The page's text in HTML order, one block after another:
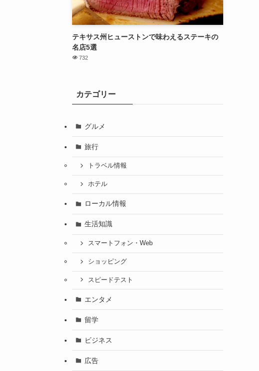
テキサス州ヒューストンで味わえるステーキの
名店5選
732
カテゴリー
グルメ
旅行
トラベル情報
ホテル
ローカル情報
生活知識
スマートフォン・Web
ショッピング
スピードテスト
エンタメ
留学
ビジネス
広告